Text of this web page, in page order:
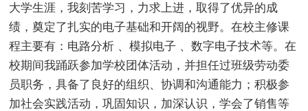
大学生涯，我刻苦学习，力求上进，取得了优异的成
绩，奠定了扎实的电子基础和开阔的视野。在校主修课
程主要有：电路分析 、模拟电子 、数字电子技术等。在
校期间我踊跃参加学校团体活动，并担任过班级劳动委
员职务，具备了良好的组织、协调和沟通能力；积极参
加社会实践活动，巩固知识，加深认识，学会了销售等